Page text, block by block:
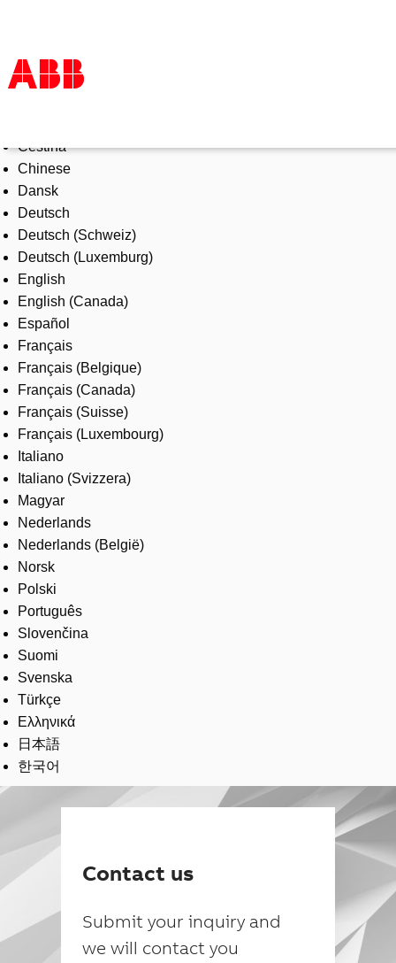
Products & Solutions
Industries
Services
About us
Where to buy
Contact us
Careers
Čeština
Chinese
Dansk
Deutsch
Deutsch (Schweiz)
Deutsch (Luxemburg)
English
English (Canada)
Español
Français
Français (Belgique)
Français (Canada)
Français (Suisse)
Français (Luxembourg)
Italiano
Italiano (Svizzera)
Magyar
Nederlands
Nederlands (België)
Norsk
Polski
Português
Slovenčina
Suomi
Svenska
Türkçe
Ελληνικά
日本語
한국어
Contact us
Submit your inquiry and
we will contact you